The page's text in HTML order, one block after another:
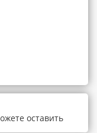
оставить